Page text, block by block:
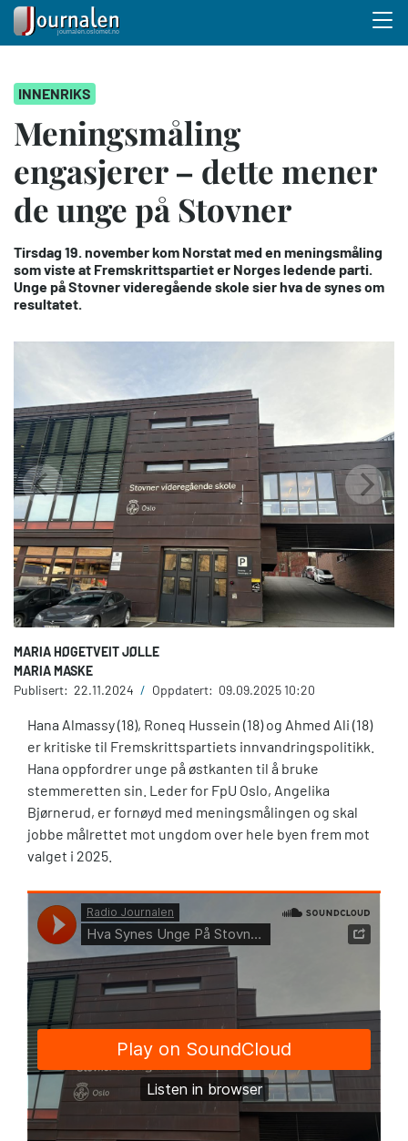
hovedinnhold
INNENRIKS
Meningsmåling
engasjerer – dette mener
de unge på Stovner
Tirsdag 19. november kom Norstat med en meningsmåling
som viste at Fremskrittspartiet er Norges ledende parti.
Unge på Stovner videregående skole sier hva de synes om
resultatet.
MARIA HØGETVEIT JØLLE
MARIA MASKE
Publisert: 22.11.2024 / Oppdatert: 09.09.2025 10:20
Hana Almassy (18), Roneq Hussein (18) og Ahmed Ali (18)
er kritiske til Fremskrittspartiets innvandringspolitikk.
Hana oppfordrer unge på østkanten til å bruke
stemmeretten sin. Leder for FpU Oslo, Angelika
Bjørnerud, er fornøyd med meningsmålingen og skal
jobbe målrettet mot ungdom over hele byen frem mot
valget i 2025.